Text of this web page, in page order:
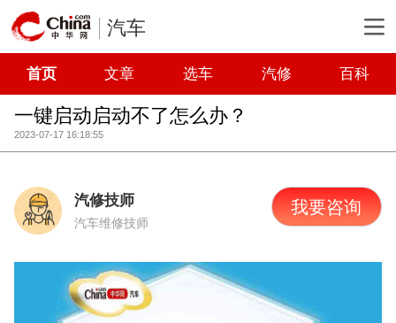
汽车
首页 文章 选车 汽修 百科
一键启动启动不了怎么办？
2023-07-17 16:18:55
汽修技师
汽车维修技师
我要咨询